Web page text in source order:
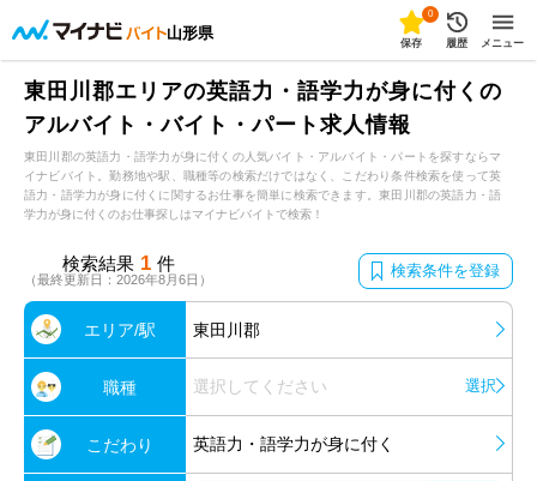
山形県
0
保存 履歴 メニュー
東田川郡エリアの英語力・語学力が身に付くの
アルバイト・バイト・パート求人情報
東田川郡の英語力・語学力が身に付くの人気バイト・アルバイト・パートを探すならマ
イナビバイト。勤務地や駅、職種等の検索だけではなく、こだわり条件検索を使って英
語力・語学力が身に付くに関するお仕事を簡単に検索できます。東田川郡の英語力・語
学力が身に付くのお仕事探しはマイナビバイトで検索！
検索結果 1 件
（最終更新日：2026年8月6日） 検索条件を登録
エリア/駅 東田川郡
職種 選択してください 選択
こだわり 英語力・語学力が身に付く